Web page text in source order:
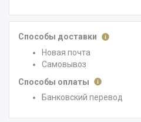
Способы доставки
Новая почта
Самовывоз
Способы оплаты
Банковский перевод